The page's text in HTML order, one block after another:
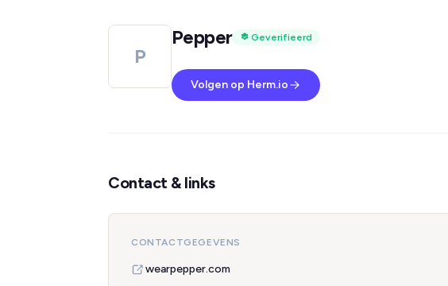
P
Pepper Geverifieerd
Volgen op Herm.io
Contact & links
CONTACTGEGEVENS
wearpepper.com